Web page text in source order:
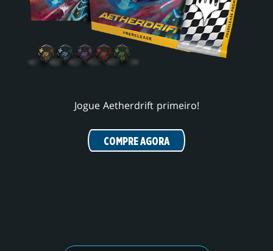
Jogue Aetherdrift primeiro!
COMPRE AGORA